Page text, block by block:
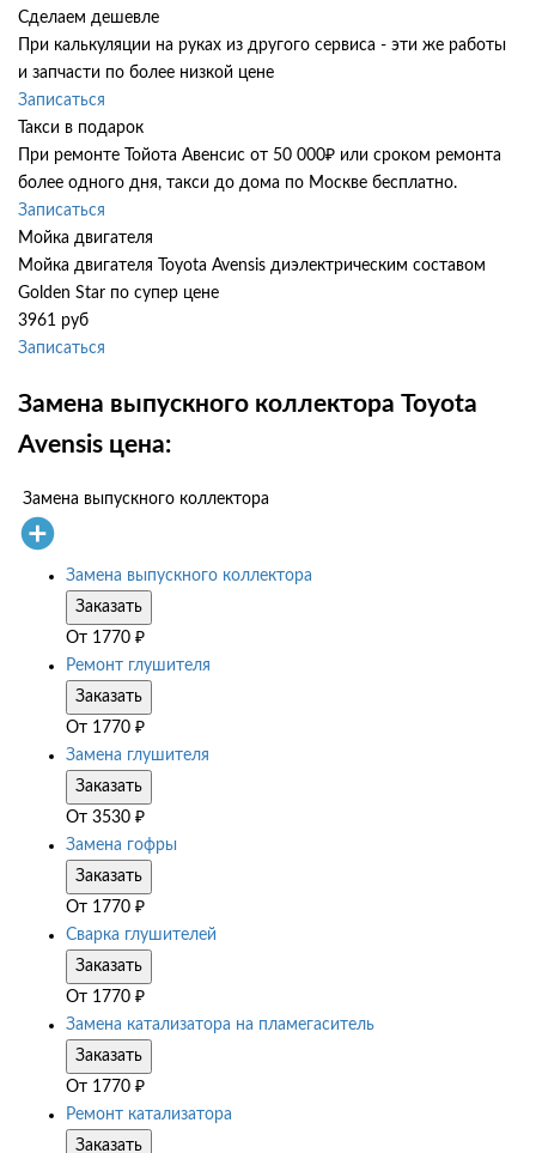
Сделаем дешевле
При калькуляции на руках из другого сервиса - эти же работы
и запчасти по более низкой цене
Записаться
Такси в подарок
При ремонте Тойота Авенсис от 50 000₽ или сроком ремонта
более одного дня, такси до дома по Москве бесплатно.
Записаться
Мойка двигателя
Мойка двигателя Toyota Avensis диэлектрическим составом
Golden Star по супер цене
3961 руб
Записаться
Замена выпускного коллектора Toyota
Avensis цена:
Замена выпускного коллектора
Замена выпускного коллектора
Заказать
От 1770 ₽
Ремонт глушителя
Заказать
От 1770 ₽
Замена глушителя
Заказать
От 3530 ₽
Замена гофры
Заказать
От 1770 ₽
Сварка глушителей
Заказать
От 1770 ₽
Замена катализатора на пламегаситель
Заказать
От 1770 ₽
Ремонт катализатора
Заказать